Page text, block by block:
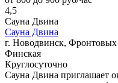
4,5
Сауна Двина
Сауна Двина
г. Новодвинск, Фронтовых
Финская
Круглосуточно
Сауна Двина приглашает